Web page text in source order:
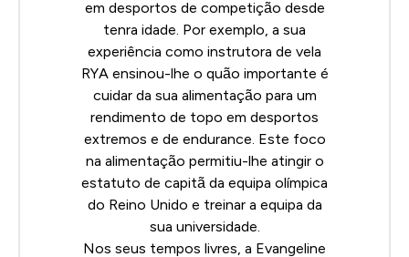
em desportos de competição desde
tenra idade. Por exemplo, a sua
experiência como instrutora de vela
RYA ensinou-lhe o quão importante é
cuidar da sua alimentação para um
rendimento de topo em desportos
extremos e de endurance. Este foco
na alimentação permitiu-lhe atingir o
estatuto de capitã da equipa olímpica
do Reino Unido e treinar a equipa da
sua universidade.
Nos seus tempos livres, a Evangeline